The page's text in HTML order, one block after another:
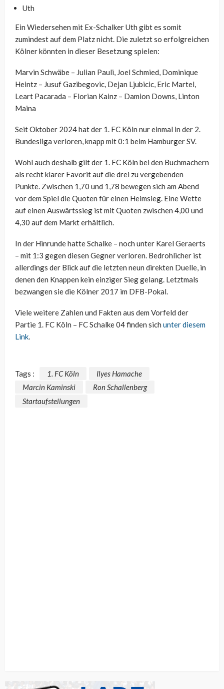
Uth
Ein Wiedersehen mit Ex-Schalker Uth gibt es somit
zumindest auf dem Platz nicht. Die zuletzt so erfolgreichen
Kölner könnten in dieser Besetzung spielen:
Marvin Schwäbe – Julian Pauli, Joel Schmied, Dominique
Heintz – Jusuf Gazibegovic, Dejan Ljubicic, Eric Martel,
Leart Pacarada – Florian Kainz – Damion Downs, Linton
Maina
Seit Oktober 2024 hat der 1. FC Köln nur einmal in der 2.
Bundesliga verloren, knapp mit 0:1 beim Hamburger SV.
Wohl auch deshalb gilt der 1. FC Köln bei den Buchmachern
als recht klarer Favorit auf die drei zu vergebenden
Punkte. Zwischen 1,70 und 1,78 bewegen sich am Abend
vor dem Spiel die Quoten für einen Heimsieg. Eine Wette
auf einen Auswärtssieg ist mit Quoten zwischen 4,00 und
4,30 auf dem Markt erhältlich.
In der Hinrunde hatte Schalke – noch unter Karel Geraerts
– mit 1:3 gegen diesen Gegner verloren. Bedrohlicher ist
allerdings der Blick auf die letzten neun direkten Duelle, in
denen den Knappen kein einziger Sieg gelang. Letztmals
bezwangen sie die Kölner 2017 im DFB-Pokal.
Viele weitere Zahlen und Fakten aus dem Vorfeld der
Partie 1. FC Köln – FC Schalke 04 finden sich unter diesem
Link.
Tags : 1. FC Köln
Ilyes Hamache
Marcin Kaminski
Ron Schallenberg
Startaufstellungen